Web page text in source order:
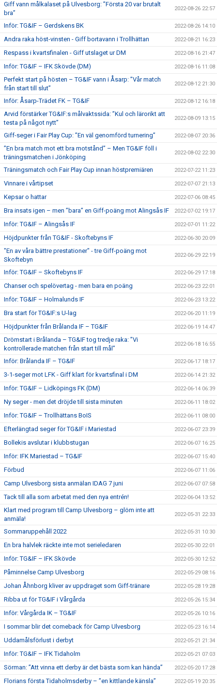
Giff vann målkalaset på Ulvesborg: ”Första 20 var brutalt
bra”
2022-08-26 22:57
Inför: TG&IF – Gerdskens BK 2022-08-26 14:10
Andra raka höst-vinsten - Giff bortavann i Trollhättan 2022-08-21 16:23
Respass i kvartsfinalen - Giff utslaget ur DM 2022-08-16 21:47
Inför: TG&IF – IFK Skövde (DM) 2022-08-16 11:08
Perfekt start på hösten – TG&IF vann i Åsarp: ”Vår match
från start till slut”
2022-08-12 21:30
Inför: Åsarp-Trädet FK – TG&IF 2022-08-12 16:18
Arvid förstärker TG&IF:s målvaktssida: ”Kul och lärorikt att
testa på något nytt”
2022-08-09 13:15
Giff-seger i Fair Play Cup: ”En väl genomförd turnering” 2022-08-07 20:36
”En bra match mot ett bra motstånd” – Men TG&IF föll i
träningsmatchen i Jönköping
2022-08-02 22:30
Träningsmatch och Fair Play Cup innan höstpremiären 2022-07-22 11:23
Vinnare i vårtipset 2022-07-07 21:13
Kepsar o hattar 2022-07-06 08:45
Bra insats igen – men ”bara” en Giff-poäng mot Alingsås IF 2022-07-02 19:17
Inför: TG&IF – Alingsås IF 2022-07-01 11:22
Höjdpunkter från TG&IF - Skoftebyns IF 2022-06-30 20:09
"En av våra bättre prestationer" - tre Giff-poäng mot
Skoftebyn
2022-06-29 22:19
Inför: TG&IF – Skoftebyns IF 2022-06-29 17:18
Chanser och spelövertag - men bara en poäng 2022-06-23 22:01
Inför: TG&IF – Holmalunds IF 2022-06-23 13:22
Bra start för TG&IF:s U-lag 2022-06-20 11:19
Höjdpunkter från Brålanda IF – TG&IF 2022-06-19 14:47
Drömstart i Brålanda – TG&IF tog tredje raka: ”Vi
kontrollerade matchen från start till mål”
2022-06-18 16:55
Inför: Brålanda IF – TG&IF 2022-06-17 18:17
3-1-seger mot LFK - Giff klart för kvartsfinal i DM 2022-06-14 21:32
Inför: TG&IF – Lidköpings FK (DM) 2022-06-14 06:39
Ny seger - men det dröjde till sista minuten 2022-06-11 18:02
Inför: TG&IF – Trollhättans BoIS 2022-06-11 08:00
Efterlängtad seger för TG&IF i Mariestad 2022-06-07 23:39
Bollekis avslutar i klubbstugan 2022-06-07 16:25
Inför: IFK Mariestad – TG&IF 2022-06-07 15:40
Förbud 2022-06-07 11:06
Camp Ulvesborg sista anmälan IDAG 7 juni 2022-06-07 07:58
Tack till alla som arbetat med den nya entrén! 2022-06-04 13:52
Klart med program till Camp Ulvesborg – glöm inte att
anmäla!
2022-05-31 22:33
Sommaruppehåll 2022 2022-05-31 10:30
En bra halvlek räckte inte mot serieledaren 2022-05-30 22:01
Inför: TG&IF – IFK Skövde 2022-05-30 12:52
Påminnelse Camp Ulvesborg 2022-05-29 08:16
Johan Åhnborg kliver av uppdraget som Giff-tränare 2022-05-28 19:28
Ribba ut för TG&IF i Vårgårda 2022-05-26 15:34
Inför: Vårgårda IK – TG&IF 2022-05-26 10:16
I sommar blir det comeback för Camp Ulvesborg 2022-05-23 16:14
Uddamålsförlust i derbyt 2022-05-21 21:34
Inför: TG&IF – IFK Tidaholm 2022-05-21 07:03
Sörman: ”Att vinna ett derby är det bästa som kan hända” 2022-05-20 17:28
Florians första Tidaholmsderby – ”en kittlande känsla” 2022-05-19 20:35